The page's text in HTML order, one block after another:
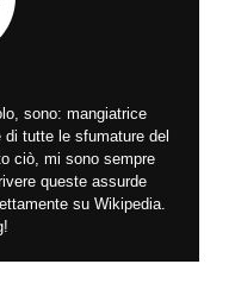
sono: mangiatrice
tutte le sfumature del
ciò, mi sono sempre
queste assurde
su Wikipedia.